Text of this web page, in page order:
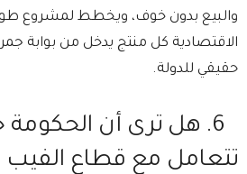
والبيع بدون خوف، ويخطط لمشروع
الاقتصادية كل منتج يدخل من بوابة
حقيقي للدولة.
6.⁠ ⁠هل ترى أن الحكومة
تتعامل مع قطاع الفيب